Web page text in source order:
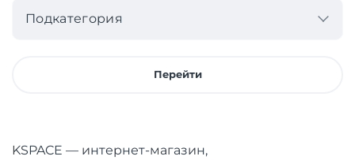
Подкатегория
Перейти
KSPACE — интернет-магазин,